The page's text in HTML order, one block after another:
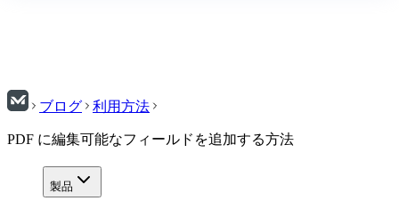
ブログ 利用方法
PDF に編集可能なフィールドを追加する方法
製品